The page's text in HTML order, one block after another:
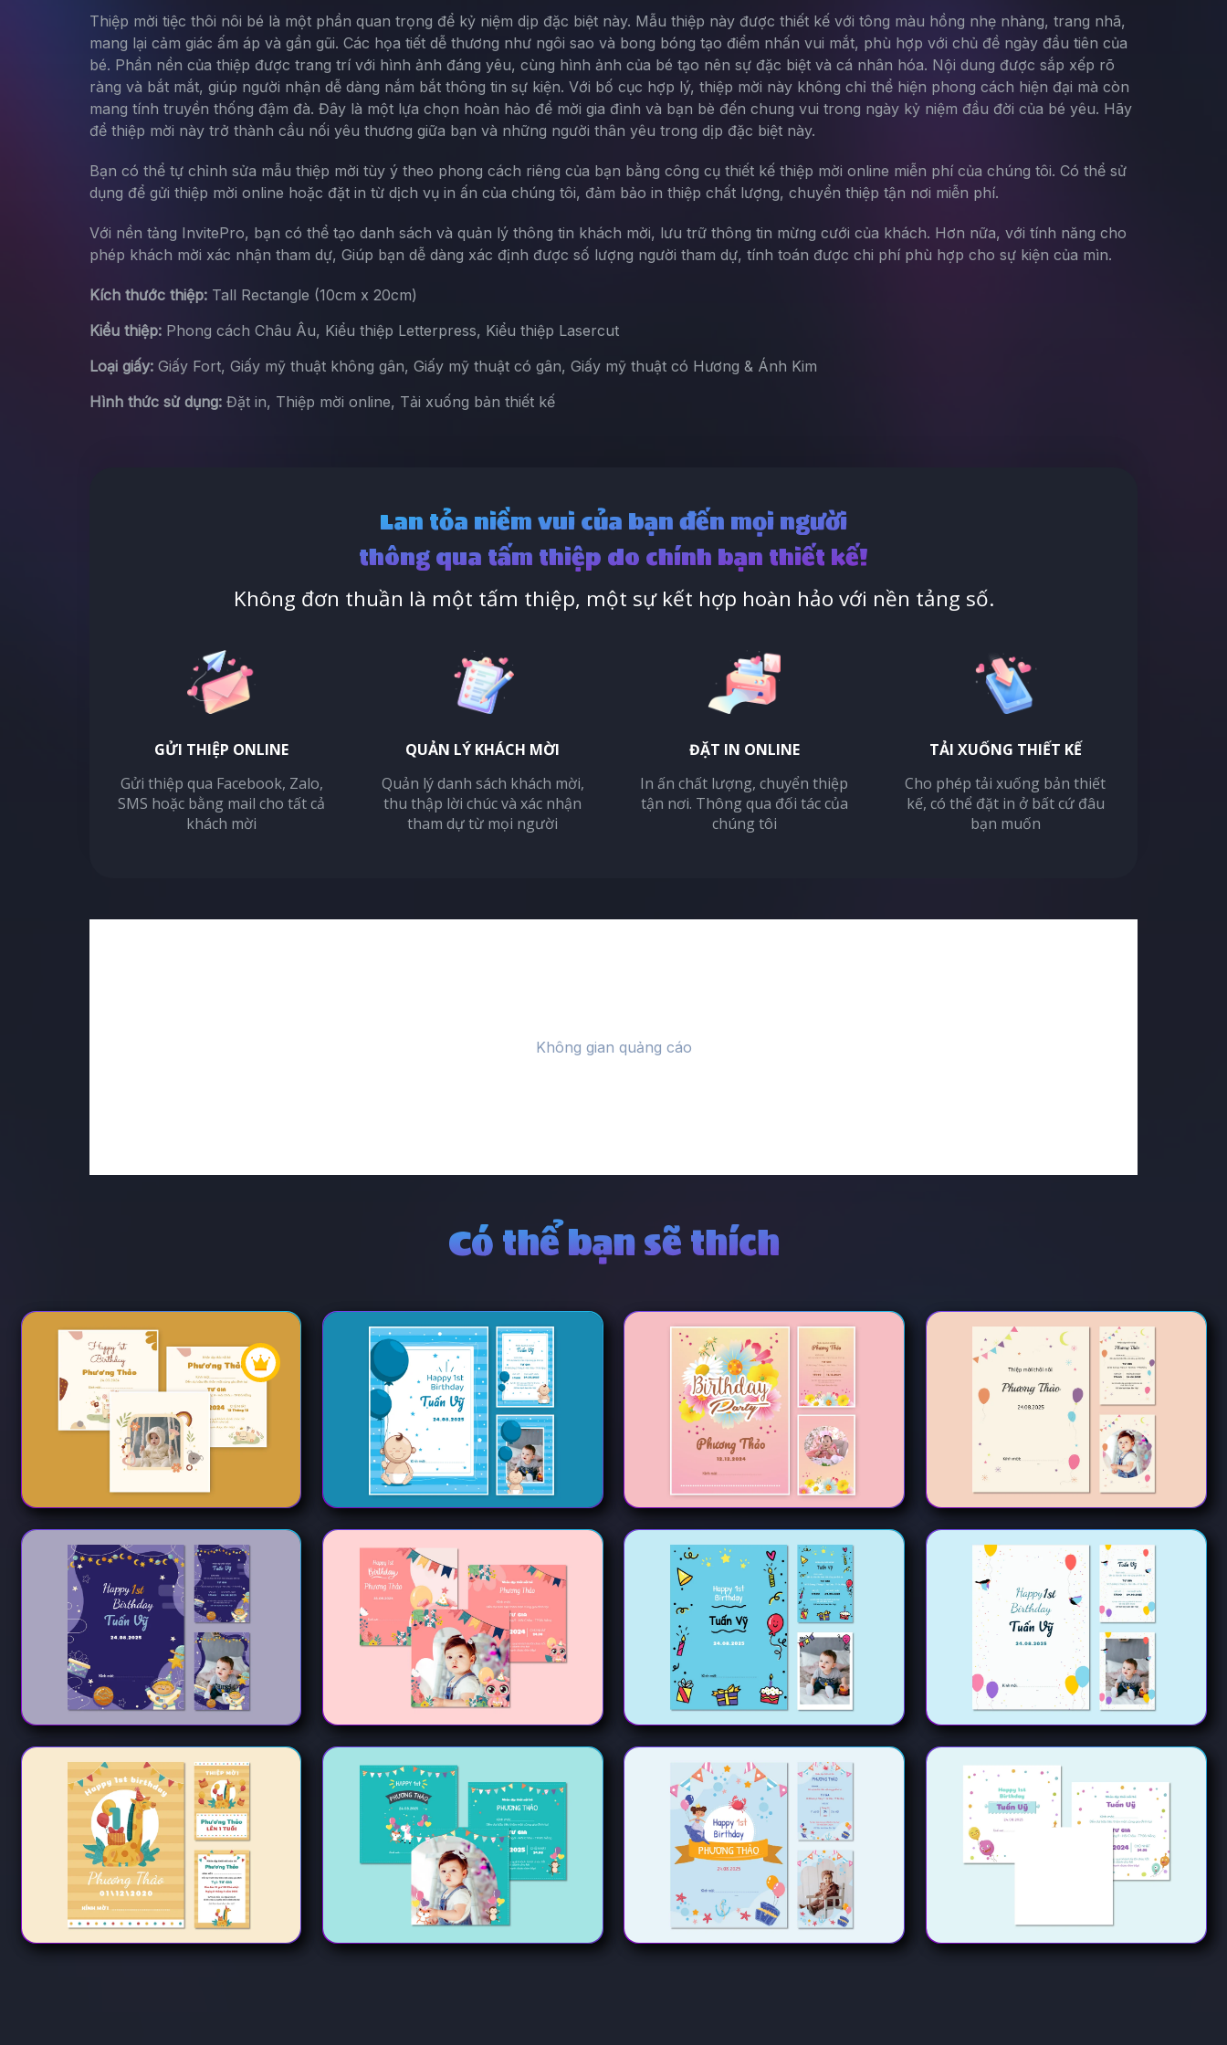
Thiệp mời tiệc thôi nôi bé là một phần quan trọng để kỷ niệm dịp đặc biệt này. Mẫu thiệp này được thiết kế với tông màu hồng nhẹ nhàng, trang nhã,
mang lại cảm giác ấm áp và gần gũi. Các họa tiết dễ thương như ngôi sao và bong bóng tạo điểm nhấn vui mắt, phù hợp với chủ đề ngày đầu tiên của
bé. Phần nền của thiệp được trang trí với hình ảnh đáng yêu, cùng hình ảnh của bé tạo nên sự đặc biệt và cá nhân hóa. Nội dung được sắp xếp rõ
ràng và bắt mắt, giúp người nhận dễ dàng nắm bắt thông tin sự kiện. Với bố cục hợp lý, thiệp mời này không chỉ thể hiện phong cách hiện đại mà còn
mang tính truyền thống đậm đà. Đây là một lựa chọn hoàn hảo để mời gia đình và bạn bè đến chung vui trong ngày kỷ niệm đầu đời của bé yêu. Hãy
để thiệp mời này trở thành cầu nối yêu thương giữa bạn và những người thân yêu trong dịp đặc biệt này.
Bạn có thể tự chỉnh sửa mẫu thiệp mời tùy ý theo phong cách riêng của bạn bằng công cụ thiết kế thiệp mời online miễn phí của chúng tôi. Có thể sử
dụng để gửi thiệp mời online hoặc đặt in từ dịch vụ in ấn của chúng tôi, đảm bảo in thiệp chất lượng, chuyển thiệp tận nơi miễn phí.
Với nền tảng InvitePro, bạn có thể tạo danh sách và quản lý thông tin khách mời, lưu trữ thông tin mừng cưới của khách. Hơn nữa, với tính năng cho
phép khách mời xác nhận tham dự, Giúp bạn dễ dàng xác định được số lượng người tham dự, tính toán được chi phí phù hợp cho sự kiện của mìn.
Kích thước thiệp: Tall Rectangle (10cm x 20cm)
Kiểu thiệp: Phong cách Châu Âu, Kiểu thiệp Letterpress, Kiểu thiệp Lasercut
Loại giấy: Giấy Fort, Giấy mỹ thuật không gân, Giấy mỹ thuật có gân, Giấy mỹ thuật có Hương & Ánh Kim
Hình thức sử dụng: Đặt in, Thiệp mời online, Tải xuống bản thiết kế
Lan tỏa niềm vui của bạn đến mọi người
thông qua tấm thiệp do chính bạn thiết kế!
Không đơn thuần là một tấm thiệp, một sự kết hợp hoàn hảo với nền tảng số.
GỬI THIỆP ONLINE
Gửi thiệp qua Facebook, Zalo,
SMS hoặc bằng mail cho tất cả
khách mời
QUẢN LÝ KHÁCH MỜI
Quản lý danh sách khách mời,
thu thập lời chúc và xác nhận
tham dự từ mọi người
ĐẶT IN ONLINE
In ấn chất lượng, chuyển thiệp
tận nơi. Thông qua đối tác của
chúng tôi
TẢI XUỐNG THIẾT KẾ
Cho phép tải xuống bản thiết
kế, có thể đặt in ở bất cứ đâu
bạn muốn
Có thể bạn sẽ thích